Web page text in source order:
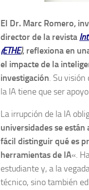
El Dr. Marc Romero,
director de la revista
(ETHE), reflexiona en
el impacte de la
investigación. Su visión
la IA tiene que ser
La irrupción de la IA
universidades se
fácil distinguir qué es
herramientas de IA«.
estudiante y, a la
técnico, sino también